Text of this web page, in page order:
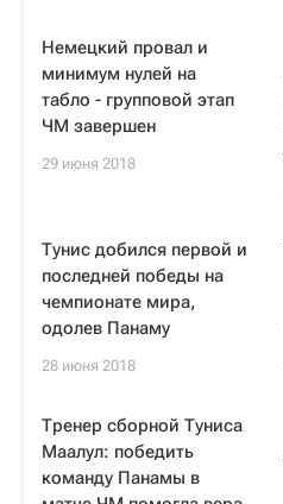
Немецкий провал и
минимум нулей на
табло - групповой этап
ЧМ завершен
29 июня 2018
Тунис добился первой и
последней победы на
чемпионате мира,
одолев Панаму
28 июня 2018
Тренер сборной Туниса
Маалул: победить
команду Панамы в